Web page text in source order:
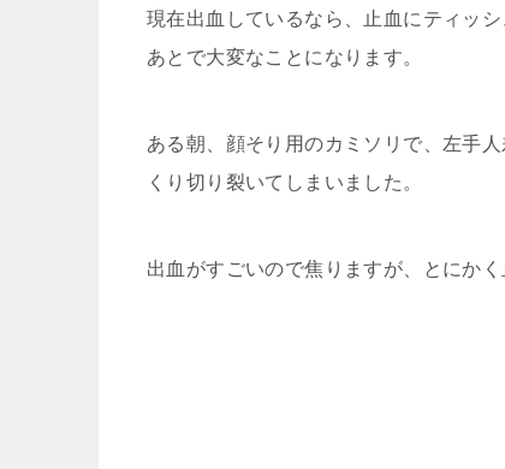
現在出血しているなら、止血にティッシ
あとで大変なことになります。
ある朝、顔そり用のカミソリで、左手
くり切り裂いてしまいました。
出血がすごいので焦りますが、とにか